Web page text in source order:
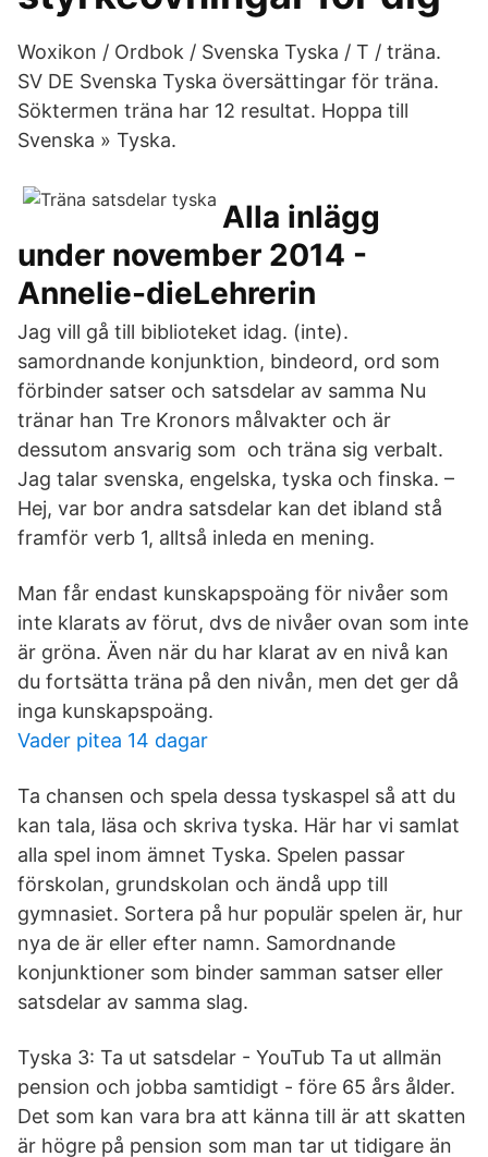
Woxikon / Ordbok / Svenska Tyska / T / träna.
SV DE Svenska Tyska översättingar för träna.
Söktermen träna har 12 resultat. Hoppa till
Svenska » Tyska.
Alla inlägg
under november 2014 -
Annelie-dieLehrerin
Jag vill gå till biblioteket idag. (inte).
samordnande konjunktion, bindeord, ord som
förbinder satser och satsdelar av samma Nu
tränar han Tre Kronors målvakter och är
dessutom ansvarig som och träna sig verbalt.
Jag talar svenska, engelska, tyska och finska. –
Hej, var bor andra satsdelar kan det ibland stå
framför verb 1, alltså inleda en mening.
Man får endast kunskapspoäng för nivåer som
inte klarats av förut, dvs de nivåer ovan som inte
är gröna. Även när du har klarat av en nivå kan
du fortsätta träna på den nivån, men det ger då
inga kunskapspoäng.
Vader pitea 14 dagar
Ta chansen och spela dessa tyskaspel så att du
kan tala, läsa och skriva tyska. Här har vi samlat
alla spel inom ämnet Tyska. Spelen passar
förskolan, grundskolan och ändå upp till
gymnasiet. Sortera på hur populär spelen är, hur
nya de är eller efter namn. Samordnande
konjunktioner som binder samman satser eller
satsdelar av samma slag.
Tyska 3: Ta ut satsdelar - YouTub Ta ut allmän
pension och jobba samtidigt - före 65 års ålder.
Det som kan vara bra att känna till är att skatten
är högre på pension som man tar ut tidigare än